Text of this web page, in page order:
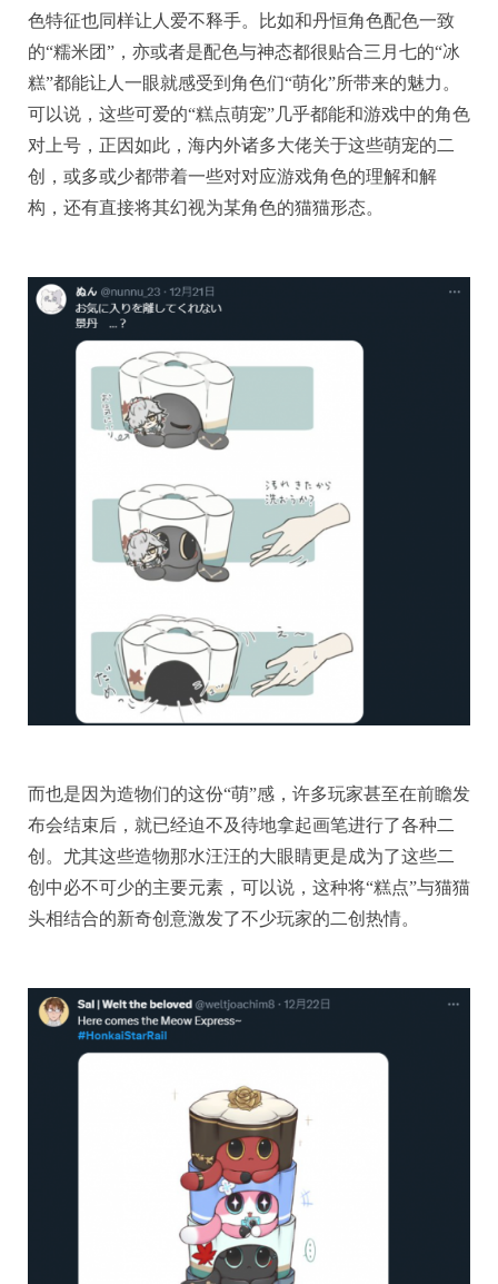
色特征也同样让人爱不释手。比如和丹恒角色配色一致
的“糯米团”，亦或者是配色与神态都很贴合三月七的“冰
糕”都能让人一眼就感受到角色们“萌化”所带来的魅力。
可以说，这些可爱的“糕点萌宠”几乎都能和游戏中的角色
对上号，正因如此，海内外诸多大佬关于这些萌宠的二
创，或多或少都带着一些对对应游戏角色的理解和解
构，还有直接将其幻视为某角色的猫猫形态。
而也是因为造物们的这份“萌”感，许多玩家甚至在前瞻发
布会结束后，就已经迫不及待地拿起画笔进行了各种二
创。尤其这些造物那水汪汪的大眼睛更是成为了这些二
创中必不可少的主要元素，可以说，这种将“糕点”与猫猫
头相结合的新奇创意激发了不少玩家的二创热情。